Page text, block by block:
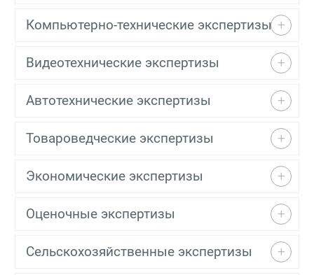
Компьютерно-технические экспертизы
Видеотехнические экспертизы
Автотехнические экспертизы
Товароведческие экспертизы
Экономические экспертизы
Оценочные экспертизы
Сельскохозяйственные экспертизы